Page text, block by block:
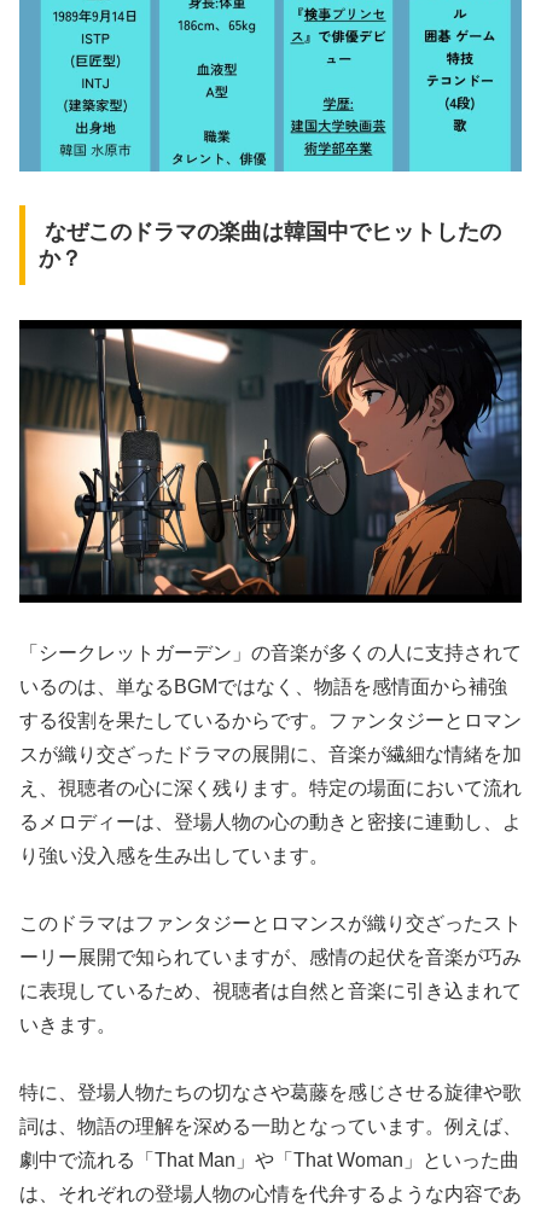
なぜこのドラマの楽曲は韓国中でヒットしたの
か？
「シークレットガーデン」の音楽が多くの人に支持されて
いるのは、単なるBGMではなく、物語を感情面から補強
する役割を果たしているからです。ファンタジーとロマン
スが織り交ざったドラマの展開に、音楽が繊細な情緒を加
え、視聴者の心に深く残ります。特定の場面において流れ
るメロディーは、登場人物の心の動きと密接に連動し、よ
り強い没入感を生み出しています。
このドラマはファンタジーとロマンスが織り交ざったスト
ーリー展開で知られていますが、感情の起伏を音楽が巧み
に表現しているため、視聴者は自然と音楽に引き込まれて
いきます。
特に、登場人物たちの切なさや葛藤を感じさせる旋律や歌
詞は、物語の理解を深める一助となっています。例えば、
劇中で流れる「That Man」や「That Woman」といった曲
は、それぞれの登場人物の心情を代弁するような内容であ